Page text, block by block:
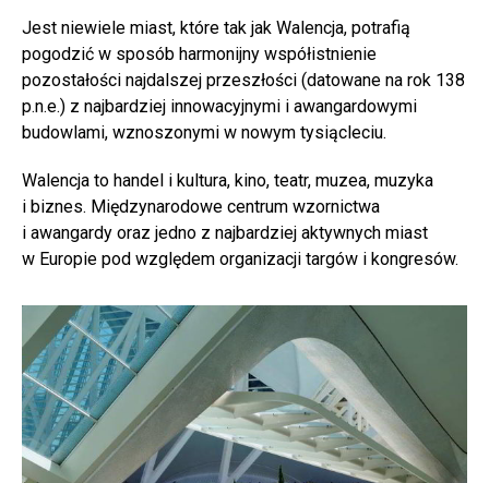
Jest niewiele miast, które tak jak Walencja, potrafią
pogodzić w sposób harmonijny współistnienie
pozostałości najdalszej przeszłości (datowane na rok 138
p.n.e.) z najbardziej innowacyjnymi i awangardowymi
budowlami, wznoszonymi w nowym tysiącleciu.
Walencja to handel i kultura, kino, teatr, muzea, muzyka
i biznes. Międzynarodowe centrum wzornictwa
i awangardy oraz jedno z najbardziej aktywnych miast
w Europie pod względem organizacji targów i kongresów.